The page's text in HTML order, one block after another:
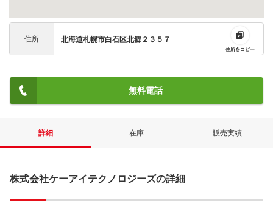
住所 北海道札幌市白石区北郷２３５７
住所をコピー
無料電話
詳細 在庫 販売実績
株式会社ケーアイテクノロジーズの詳細